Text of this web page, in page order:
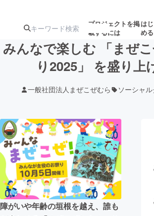
プロジェクトを掲
載するには
はじ
める
ジェクト
注目のリ
ターン
ジェクト
ロジェクト
アート・写真
テクノロジー・ガジェット
映像・映画
ビジネス・起業
みんなで楽しむ 「まぜ
り2025」 を盛り上
一般社団法人まぜこぜむら ソーシャ
障がいや年齢の垣根を越え、誰も